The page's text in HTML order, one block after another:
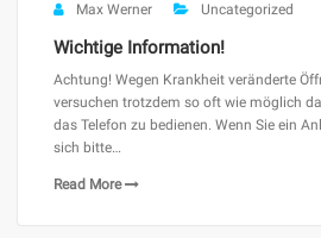
Max Werner Uncategorized
Wichtige Information!
Achtung! Wegen Krankheit veränderte
versuchen trotzdem so oft wie möglich
das Telefon zu bedienen. Wenn Sie ein
sich bitte…
Read More